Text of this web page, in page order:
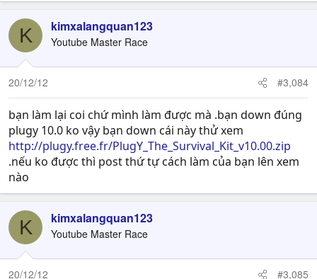
K kimxalangquan123
Youtube Master Race
20/12/12 #3,084
bạn làm lại coi chứ mình làm được mà .bạn down đúng
plugy 10.0 ko vậy bạn down cái này thử xem
http://plugy.free.fr/PlugY_The_Survival_Kit_v10.00.zip
.nếu ko được thì post thứ tự cách làm của bạn lên xem
nào
K kimxalangquan123
Youtube Master Race
20/12/12 #3,085